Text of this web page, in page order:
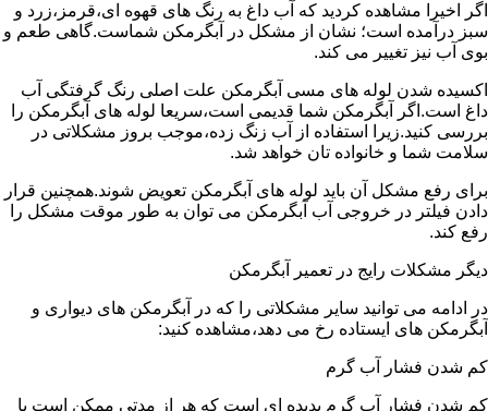
اگر اخیرا مشاهده کردید که آب داغ به رنگ های قهوه ای،قرمز،زرد و
سبز درآمده است؛ نشان از مشکل در آبگرمکن شماست.گاهی طعم و
بوی آب نیز تغییر می کند.
اکسیده شدن لوله های مسی آبگرمکن علت اصلی رنگ گرفتگی آب
داغ است.اگر آبگرمکن شما قدیمی است،سریعا لوله های آبگرمکن را
بررسی کنید.زیرا استفاده از آب زنگ زده،موجب بروز مشکلاتی در
سلامت شما و خانواده تان خواهد شد.
برای رفع مشکل آن باید لوله های آبگرمکن تعویض شوند.همچنین قرار
دادن فیلتر در خروجی آب آبگرمکن می توان به طور موقت مشکل را
رفع کند.
دیگر مشکلات رایج در تعمیر آبگرمکن
در ادامه می توانید سایر مشکلاتی را که در آبگرمکن های دیواری و
آبگرمکن های ایستاده رخ می دهد،مشاهده کنید:
کم شدن فشار آب گرم
کم شدن فشار آب گرم پدیده ای است که هر از مدتی ممکن است با